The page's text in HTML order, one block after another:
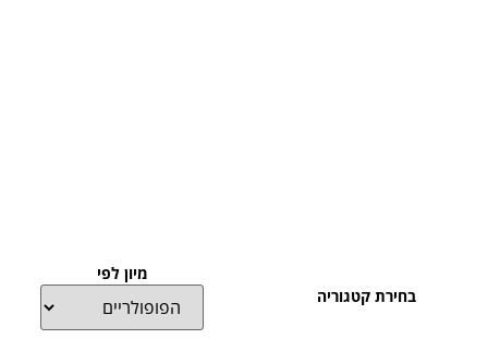
בחירת קטגוריה
מיון לפי